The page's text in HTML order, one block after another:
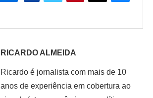
RICARDO ALMEIDA
Ricardo é jornalista com mais de 10
anos de experiência em cobertura ao